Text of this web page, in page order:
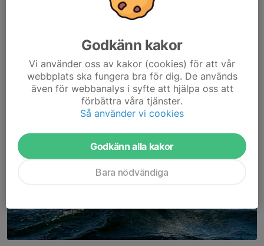
Anmälan till vårens träning har öppnat
0 kommentarer
Godkänn kakor
Vi använder oss av kakor (cookies) för att vår
webbplats ska fungera bra för dig. De används
även för webbanalys i syfte att hjälpa oss att
förbättra våra tjänster.
Så använder vi cookies
Godkänn alla kakor
Bara nödvändiga